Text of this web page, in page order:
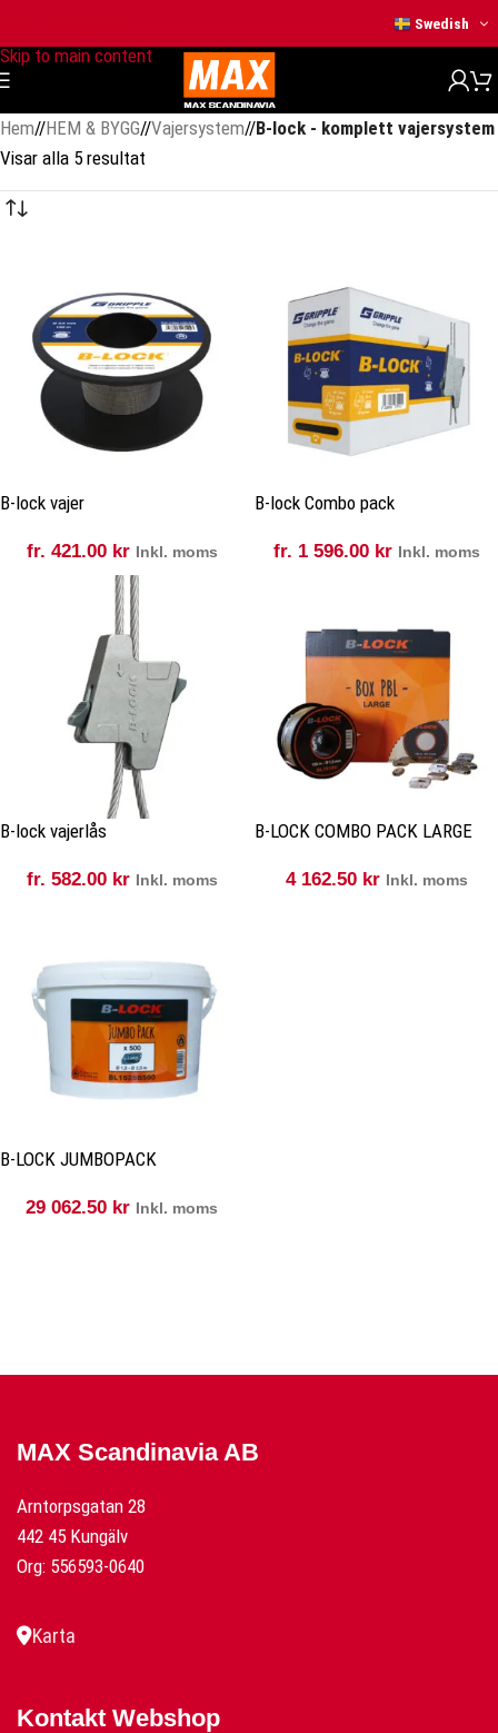
Skip to main content
Swedish
Hem/ HEM & BYGG/ Vajersystem/ B-lock - komplett vajersystem
Visar alla 5 resultat
B-lock vajer
fr. 421.00 kr Inkl. moms
B-lock Combo pack
fr. 1 596.00 kr Inkl. moms
B-lock vajerlås
fr. 582.00 kr Inkl. moms
B-LOCK COMBO PACK LARGE
4 162.50 kr Inkl. moms
B-LOCK JUMBOPACK
29 062.50 kr Inkl. moms
MAX Scandinavia AB
Arntorpsgatan 28
442 45 Kungälv
Org: 556593-0640
Karta
Kontakt Webshop